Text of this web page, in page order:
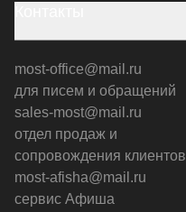
most-office@mail.ru
для писем и обращений
sales-most@mail.ru
отдел продаж и
сопровождения клиентов
most-afisha@mail.ru
сервис Афиша